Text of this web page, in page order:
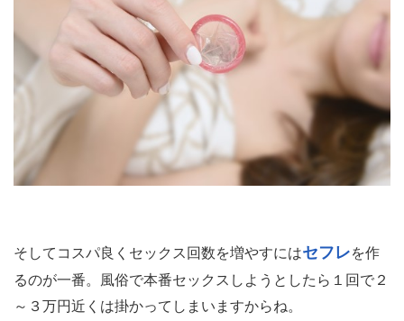
そしてコスパ良くセックス回数を増やすにはセフレを作
るのが一番。風俗で本番セックスしようとしたら１回で２
～３万円近くは掛かってしまいますからね。